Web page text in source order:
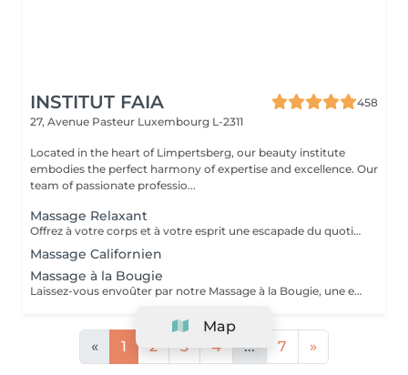
INSTITUT FAIA
458
27, Avenue Pasteur Luxembourg L-2311
Located in the heart of Limpertsberg, our beauty institute
embodies the perfect harmony of expertise and excellence. Our
team of passionate professio...
Massage Relaxant
Offrez à votre corps et à votre esprit une escapade du quotidien avec notre Massage Relaxant. Conçu pour apaiser les muscles tendus et l'esprit agité, ce massage est une invitation à la tranquillité. Les gestes doux et enveloppants vous plongent dans un état de détente profonde, éliminant le stress et favorisant une relaxation totale. Laissez-vous dorloter, ressourcez-vous et repartez avec un sourire apaisé.
Massage Californien
Massage à la Bougie
Laissez-vous envoûter par notre Massage à la Bougie, une expérience sensorielle unique. La chaleur douce et apaisante de la cire fondue associée à des mouvements délicats vous transporte dans un cocon de relaxation. Vos sens seront comblés par les parfums apaisants de nos bougies spécialement conçues. Plongez dans un état de béatitude et ressortez avec une peau soyeuse et un esprit apaisé.
« 1 2 3 4 ... 7 »
Map